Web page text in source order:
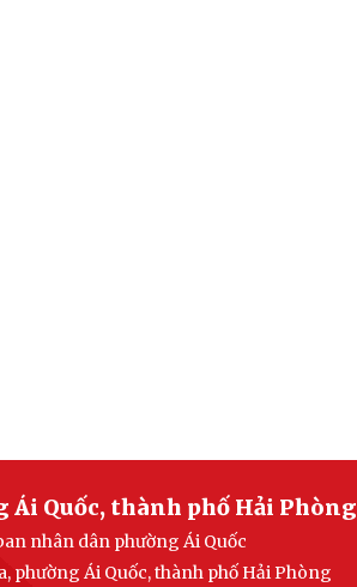
Quốc, thành phố Hải Phòng
nhân dân phường Ái Quốc
phường Ái Quốc, thành phố Hải Phòng